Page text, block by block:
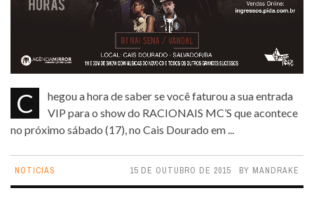
Chegou a hora de saber se você faturou a sua entrada
VIP para o show do RACIONAIS MC’S que acontece
no próximo sábado (17), no Cais Dourado em ...
NOTICIAS 15 DE OUTUBRO DE 2015 BY MANDRAKE